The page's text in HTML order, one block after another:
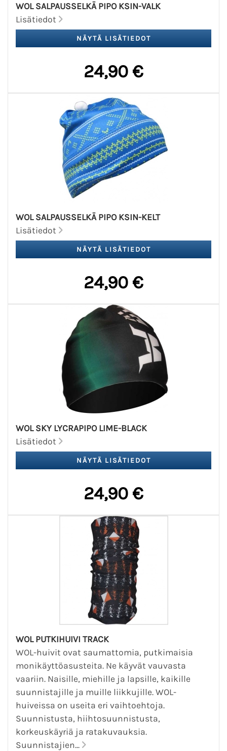
WOL SALPAUSSELKÄ PIPO KSIN-VALK
Lisätiedot
24,90 €
WOL SALPAUSSELKÄ PIPO KSIN-KELT
Lisätiedot
24,90 €
WOL SKY LYCRAPIPO LIME-BLACK
Lisätiedot
24,90 €
WOL PUTKIHUIVI TRACK
WOL-huivit ovat saumattomia, putkimaisia
monikäyttöasusteita. Ne käyvät vauvasta
vaariin. Naisille, miehille ja lapsille, kaikille
suunnistajille ja muille liikkujille. WOL-
huiveissa on useita eri vaihtoehtoja.
Suunnistusta, hiihtosuunnistusta,
korkeuskäyriä ja ratakuvauksia.
Suunnistajien...